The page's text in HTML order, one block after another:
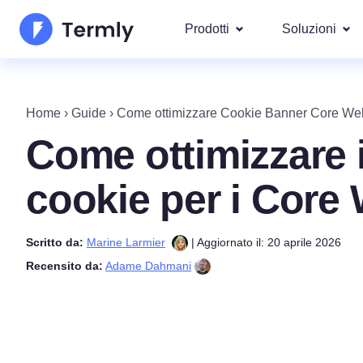
Prodotti
Privacy
Generatore di EULA
Soluzioni
Le nostre
IAB
Per
GDPR
La roadmap dei prodotti Termly
Novità Termly
Home › Guide › Come ottimizzare Cookie Banner Core
Come ottimizzare
cookie per i Core
Scritto da: Marine Larmier
| Aggiornato il: 20 aprile 2026
Recensito da: Adame Dahmani